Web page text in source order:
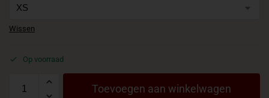
Wissen
Op voorraad
Toevoegen aan winkelwagen